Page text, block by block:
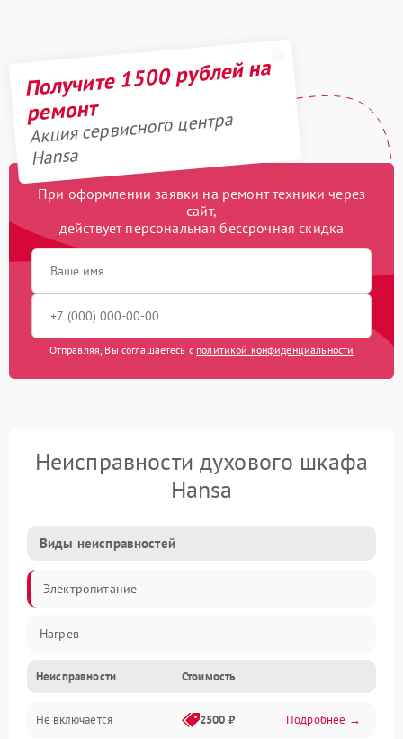
Получите 1500 рублей на
ремонт
Акция сервисного центра
Hansa
При оформлении заявки на ремонт техники через
сайт,
действует персональная бессрочная скидка
Отправляя, Вы соглашаетесь с политикой конфиденциальности
Неисправности духового шкафа
Hansa
Виды неисправностей
Электропитание
Нагрев
Неисправности Стоимость
Не включается 2500 ₽ Подробнее →